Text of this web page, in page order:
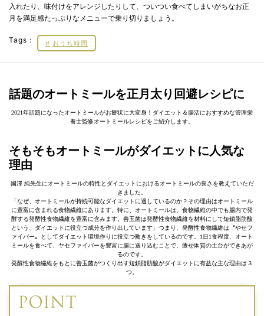
入れたり、味付けをアレンジしたりして、ついつい食べてしまいがちなお正
月を満足感たっぷりなメニューで乗り切りましょう。
Tags： おうち時間
話題のオートミールを正月太り回避レシピに
2021年話題になったオートミールがお餅状に大変身！ダイエット＆腸活におすすめな管理栄
養士監修オートミールレシピをご紹介します。
そもそもオートミールがダイエットに人気な
理由
國澤 純先生にオートミールの特性とダイエットにおけるオートミールの良さを教えていただ
きました。
「なぜ、オートミールが持続可能なダイエットに適しているのか？その理由はオートミール
に豊富に含まれる食物繊維にあります。特に、オートミールは、食物繊維の中でも腸内で発
酵する発酵性食物繊維を豊富に含みます。善玉菌は発酵性食物繊維を材料にして短鎖脂肪酸
という、ダイエットに役立つ成分を作り出しています」つまり、発酵性食物繊維は〝やせフ
ァイバー〟としてダイエット環境作りに役立つ働きをしているのです。1日1食程度、オート
ミールを食べて、ヤセファイバーを豊富に腸に送り込むことで、痩せ体質の土台ができあが
るのです。
発酵性食物繊維をもとに善玉菌がつくり出す短鎖脂肪酸がダイエットに有益な主な理由は３
つ。